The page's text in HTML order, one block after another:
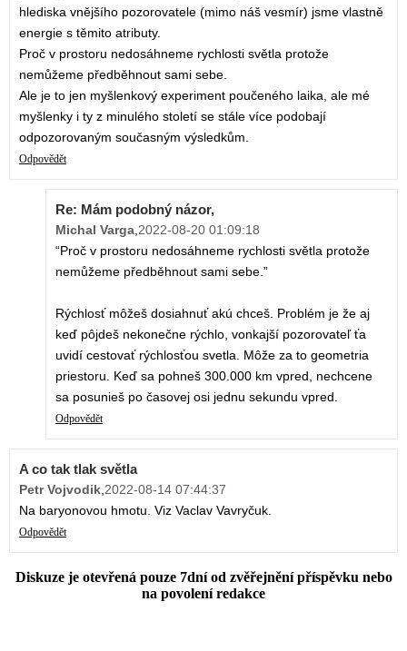
hlediska vnějšího pozorovatele (mimo náš vesmír) jsme vlastně
energie s těmito atributy.
Proč v prostoru nedosáhneme rychlosti světla protože
nemůžeme předběhnout sami sebe.
Ale je to jen myšlenkový experiment poučeného laika, ale mé
myšlenky i ty z minulého století se stále více podobají
odpozorovaným současným výsledkům.
Odpovědět
Re: Mám podobný názor,
Michal Varga,2022-08-20 01:09:18
“Proč v prostoru nedosáhneme rychlosti světla protože
nemůžeme předběhnout sami sebe.”
Rýchlosť môžeš dosiahnuť akú chceš. Problém je že aj
keď pôjdeš nekonečne rýchlo, vonkajší pozorovateľ ťa
uvidí cestovať rýchlosťou svetla. Môže za to geometria
priestoru. Keď sa pohneš 300.000 km vpred, nechcene
sa posunieš po časovej osi jednu sekundu vpred.
Odpovědět
A co tak tlak světla
Petr Vojvodik,2022-08-14 07:44:37
Na baryonovou hmotu. Viz Vaclav Vavryčuk.
Odpovědět
Diskuze je otevřená pouze 7dní od zvěřejnění příspěvku nebo
na povolení redakce